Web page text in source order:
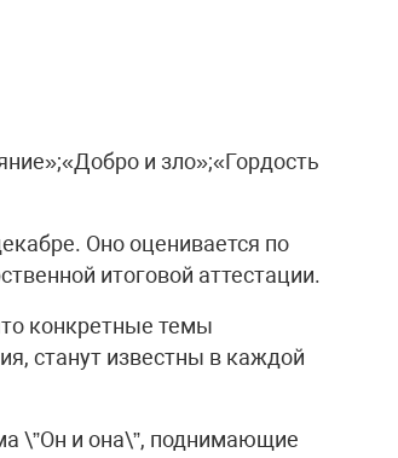
и зло»;«Гордость
Оно оценивается по
итоговой аттестации.
конкретные темы
станут известны в каждой
\”Он и она\”, поднимающие